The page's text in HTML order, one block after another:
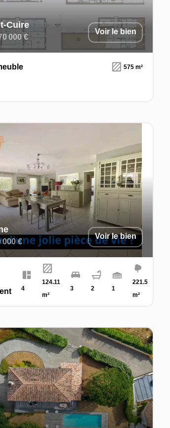
Cuire
000 €
Voir le bien
575 m²
000 €
Voir le bien
4
124.11
m²
3 2 1
221.5
m²